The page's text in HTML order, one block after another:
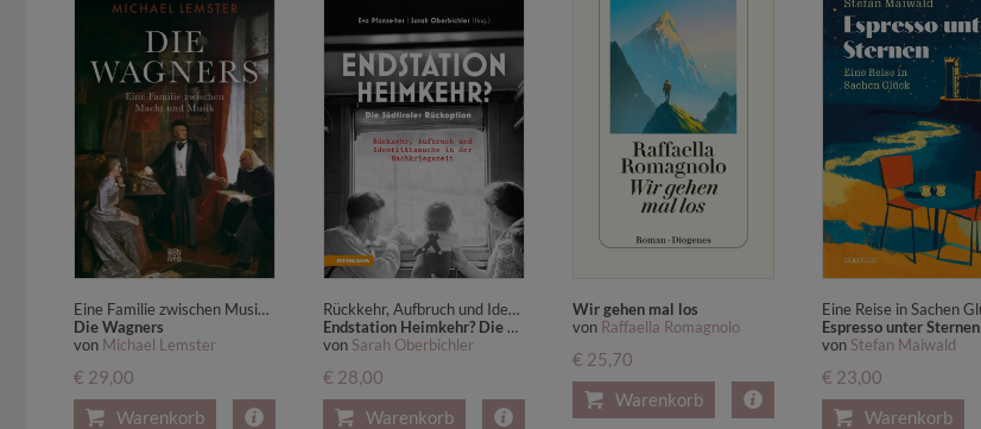
Eine Familie zwischen Musik und Macht. Von Richard Wagners berühmten Opern, familiärer Loyalität und Egoismus, Genie und Größenwahn: Biografie einer Familie, die Musikgeschichte schrieb
Die Wagners
von Michael Lemster
€ 29,00
Warenkorb
Rückkehr, Aufbruch und Identitätssuche in der Nachkriegszeit
Endstation Heimkehr? Die Südtiroler Rückoption
von Sarah Oberbichler
€ 28,00
Warenkorb
Wir gehen mal los
von Raffaella Romagnolo
€ 25,70
Warenkorb
Espresso unter Sternen
von Stefan Maiwald
€ 23,00
Warenkorb